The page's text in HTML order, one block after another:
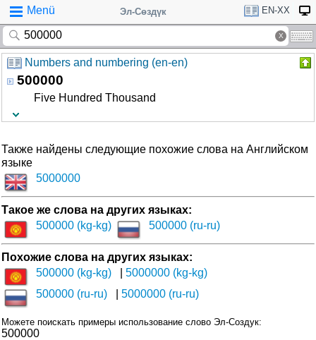
Menü Эл-Сөздүк EN-XX
Numbers and numbering (en-en)
500000
Five Hundred Thousand
Также найдены следующие похожие слова на Английском
языке
5000000
Такое же слова на других языках:
500000 (kg-kg)
500000 (ru-ru)
Похожие слова на других языках:
500000 (kg-kg)
5000000 (kg-kg)
500000 (ru-ru)
5000000 (ru-ru)
Можете поискать примеры использование слово Эл-Создук:
500000